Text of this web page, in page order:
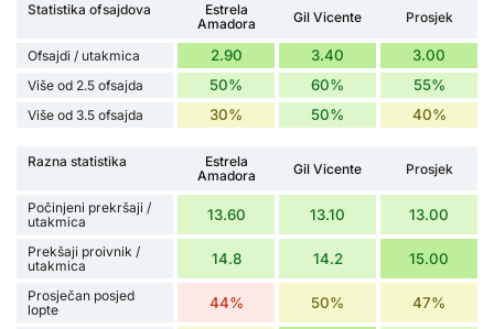
Statistika ofsajdova
Estrela
Amadora
Gil Vicente Prosjek
Ofsajdi / utakmica 2.90 3.40 3.00
Više od 2.5 ofsajda 50% 60% 55%
Više od 3.5 ofsajda 30% 50% 40%
Razna statistika
Estrela
Amadora
Gil Vicente Prosjek
Počinjeni prekršaji /
utakmica
13.60 13.10 13.00
Prekšaji proivnik /
utakmica
14.8 14.2 15.00
Prosječan posjed
lopte
44% 50% 47%